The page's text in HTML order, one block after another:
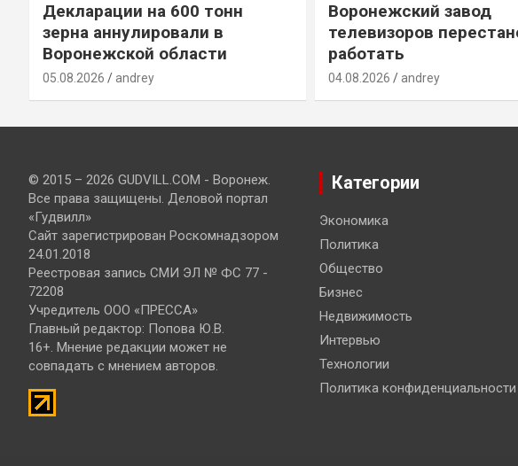
Декларации на 600 тонн
зерна аннулировали в
Воронежской области
05.08.2026 andrey
Воронежский завод
телевизоров
работать
04.08.2026 andrey
© 2015 – 2026 GUDVILL.COM - Воронеж.
Все права защищены. Деловой портал
«Гудвилл»
Сайт зарегистрирован Роскомнадзором
24.01.2018
Реестровая запись СМИ ЭЛ № ФС 77 -
72208
Учредитель ООО «ПРЕССА»
Главный редактор: Попова Ю.В.
16+. Мнение редакции может не
совпадать с мнением авторов.
Категории
Экономика
Политика
Общество
Бизнес
Недвижимость
Интервью
Технологии
Политика конфиденциальности